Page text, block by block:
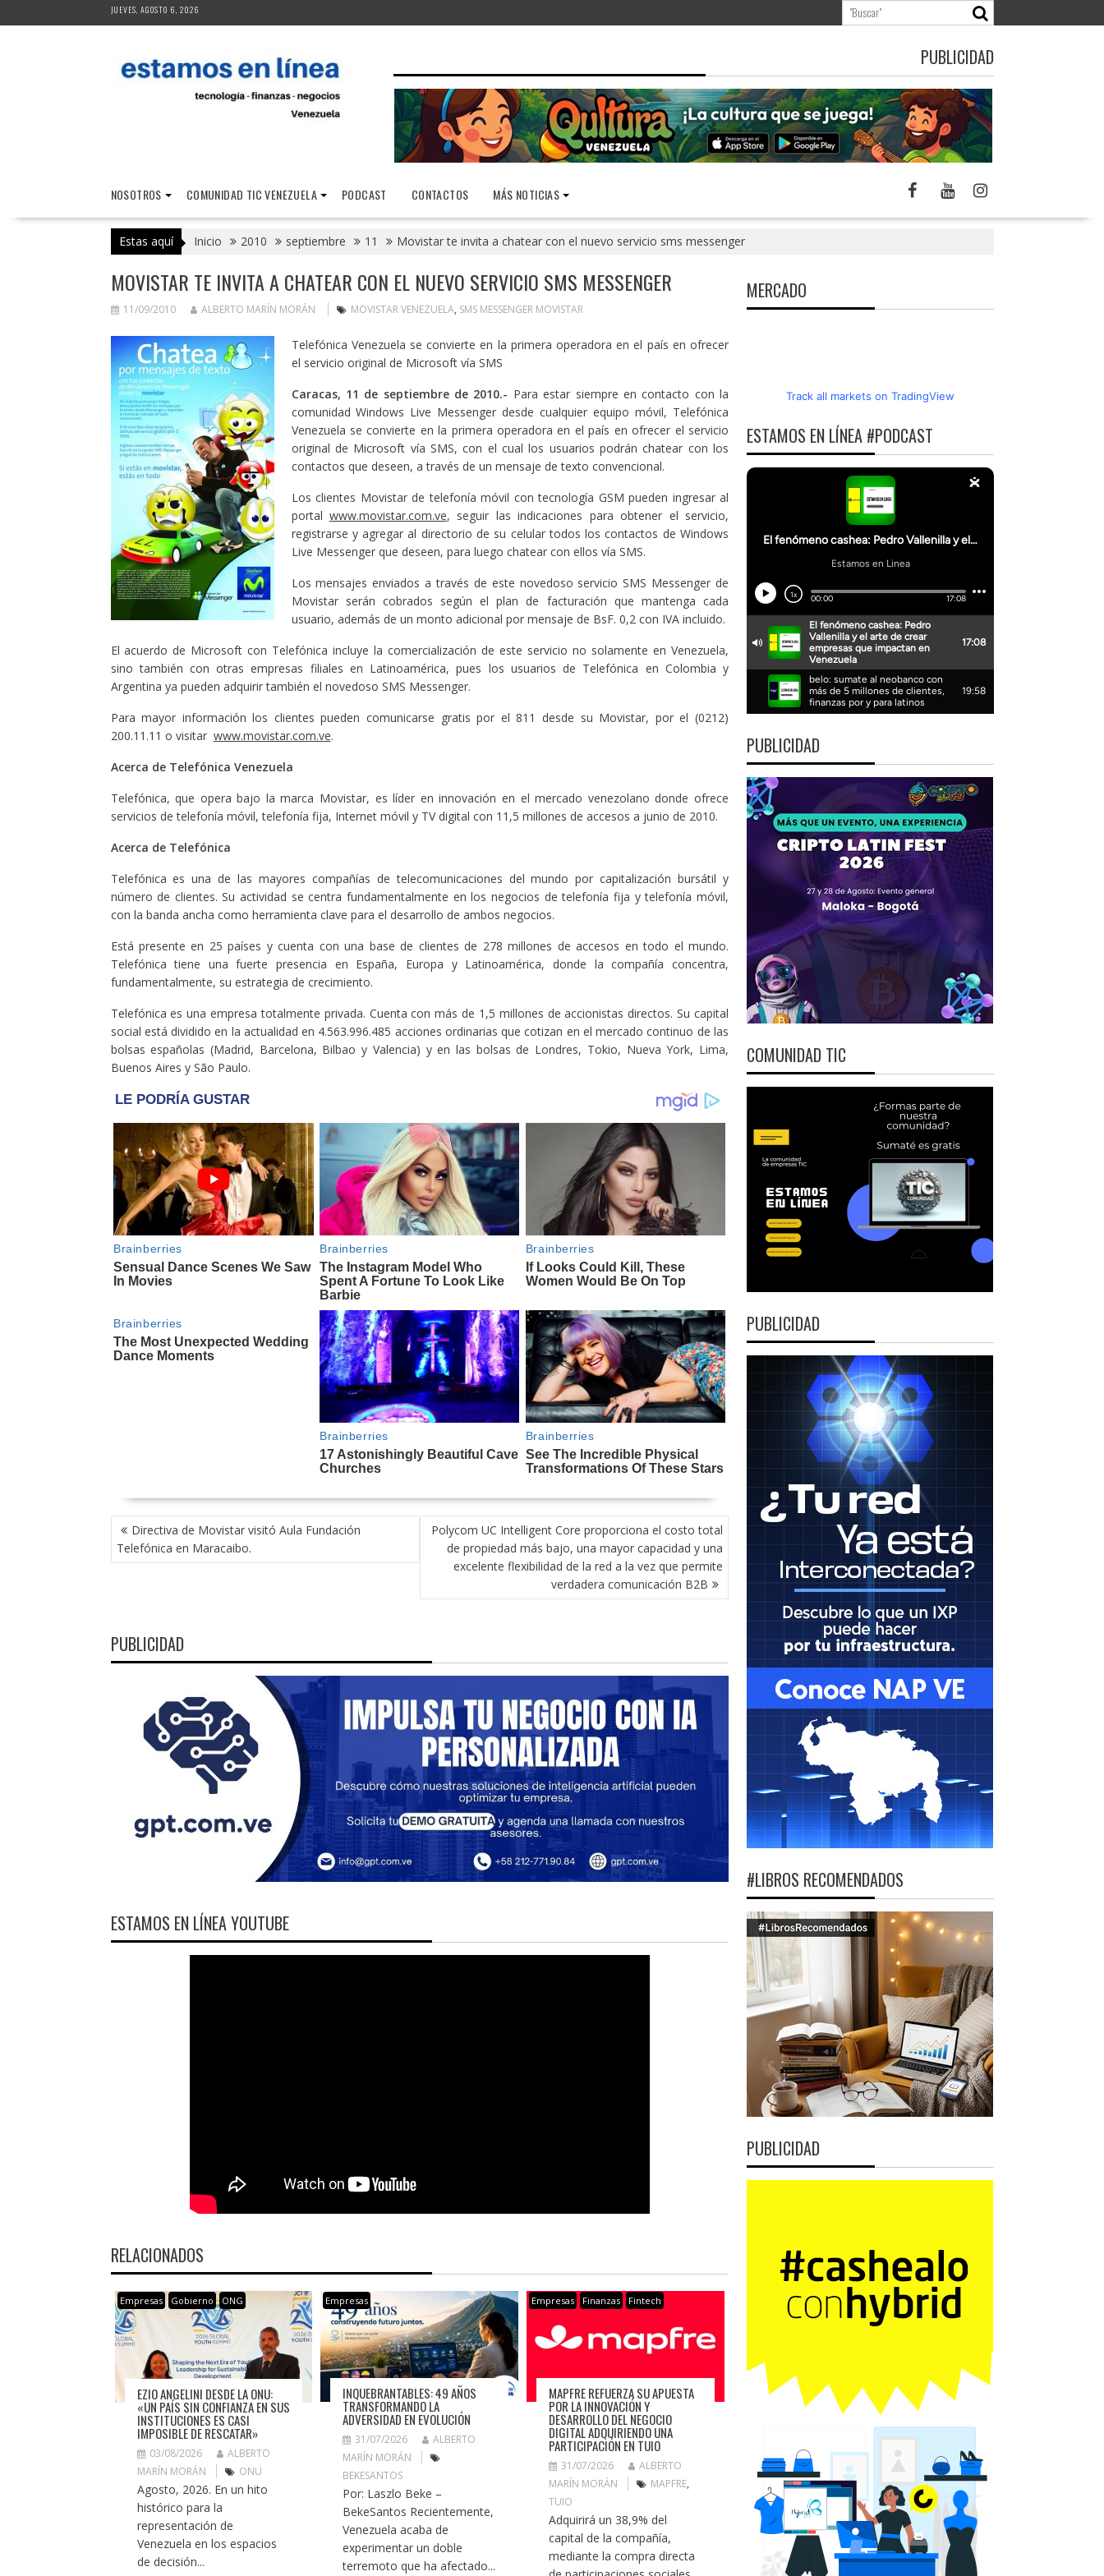
al
JUEVES, AGOSTO 6, 2026
PUBLICIDAD
NOSOTROS COMUNIDAD TIC VENEZUELA PODCAST CONTACTOS MÁS NOTICIAS
Estas aquí Inicio 2010 septiembre 11 Movistar te invita a chatear con el nuevo servicio sms messenger
MOVISTAR TE INVITA A CHATEAR CON EL NUEVO SERVICIO SMS MESSENGER
11/09/2010 ALBERTO MARÍN MORÁN MOVISTAR VENEZUELA, SMS MESSENGER MOVISTAR
Telefónica Venezuela se convierte en la primera operadora en el país en ofrecer
el servicio original de Microsoft vía SMS
Caracas, 11 de septiembre de 2010.- Para estar siempre en contacto con la
comunidad Windows Live Messenger desde cualquier equipo móvil, Telefónica
Venezuela se convierte en la primera operadora en el país en ofrecer el servicio
original de Microsoft vía SMS, con el cual los usuarios podrán chatear con los
contactos que deseen, a través de un mensaje de texto convencional.
Los clientes Movistar de telefonía móvil con tecnología GSM pueden ingresar al
portal www.movistar.com.ve, seguir las indicaciones para obtener el servicio,
registrarse y agregar al directorio de su celular todos los contactos de Windows
Live Messenger que deseen, para luego chatear con ellos vía SMS.
Los mensajes enviados a través de este novedoso servicio SMS Messenger de
Movistar serán cobrados según el plan de facturación que mantenga cada
usuario, además de un monto adicional por mensaje de BsF. 0,2 con IVA incluido.
El acuerdo de Microsoft con Telefónica incluye la comercialización de este servicio no solamente en Venezuela,
sino también con otras empresas filiales en Latinoamérica, pues los usuarios de Telefónica en Colombia y
Argentina ya pueden adquirir también el novedoso SMS Messenger.
Para mayor información los clientes pueden comunicarse gratis por el 811 desde su Movistar, por el (0212)
200.11.11 o visitar www.movistar.com.ve.
Acerca de Telefónica Venezuela
Telefónica, que opera bajo la marca Movistar, es líder en innovación en el mercado venezolano donde ofrece
servicios de telefonía móvil, telefonía fija, Internet móvil y TV digital con 11,5 millones de accesos a junio de 2010.
Acerca de Telefónica
Telefónica es una de las mayores compañías de telecomunicaciones del mundo por capitalización bursátil y
número de clientes. Su actividad se centra fundamentalmente en los negocios de telefonía fija y telefonía móvil,
con la banda ancha como herramienta clave para el desarrollo de ambos negocios.
Está presente en 25 países y cuenta con una base de clientes de 278 millones de accesos en todo el mundo.
Telefónica tiene una fuerte presencia en España, Europa y Latinoamérica, donde la compañía concentra,
fundamentalmente, su estrategia de crecimiento.
Telefónica es una empresa totalmente privada. Cuenta con más de 1,5 millones de accionistas directos. Su capital
social está dividido en la actualidad en 4.563.996.485 acciones ordinarias que cotizan en el mercado continuo de las
bolsas españolas (Madrid, Barcelona, Bilbao y Valencia) y en las bolsas de Londres, Tokio, Nueva York, Lima,
Buenos Aires y São Paulo.
NAVEGACIÓN
DE
ENTRADAS
Directiva de Movistar visitó Aula Fundación
Telefónica en Maracaibo.
Polycom UC Intelligent Core proporciona el costo total
de propiedad más bajo, una mayor capacidad y una
excelente flexibilidad de la red a la vez que permite
verdadera comunicación B2B
PUBLICIDAD
ESTAMOS EN LÍNEA YOUTUBE
RELACIONADOS
Empresas Gobierno ONG
EZIO ANGELINI DESDE LA ONU:
«UN PAÍS SIN CONFIANZA EN SUS
INSTITUCIONES ES CASI
IMPOSIBLE DE RESCATAR»
03/08/2026
ALBERTO
MARÍN MORÁN
ONU
Agosto, 2026. En un hito
histórico para la
representación de
Venezuela en los espacios
de decisión...
Empresas
INQUEBRANTABLES: 49 AÑOS
TRANSFORMANDO LA
ADVERSIDAD EN EVOLUCIÓN
31/07/2026
ALBERTO
MARÍN MORÁN
BEKESANTOS
Por: Laszlo Beke –
BekeSantos Recientemente,
Venezuela acaba de
experimentar un doble
terremoto que ha afectado...
Empresas Finanzas Fintech
MAPFRE REFUERZA SU APUESTA
POR LA INNOVACIÓN Y
DESARROLLO DEL NEGOCIO
DIGITAL ADQUIRIENDO UNA
PARTICIPACIÓN EN TUIO
31/07/2026
ALBERTO
MARÍN MORÁN
MAPFRE,
TUIO
Adquirirá un 38,9% del
capital de la compañía,
mediante la compra directa
MERCADO
Track all markets on TradingView
ESTAMOS EN LÍNEA #PODCAST
PUBLICIDAD
COMUNIDAD TIC
PUBLICIDAD
#LIBROS RECOMENDADOS
PUBLICIDAD